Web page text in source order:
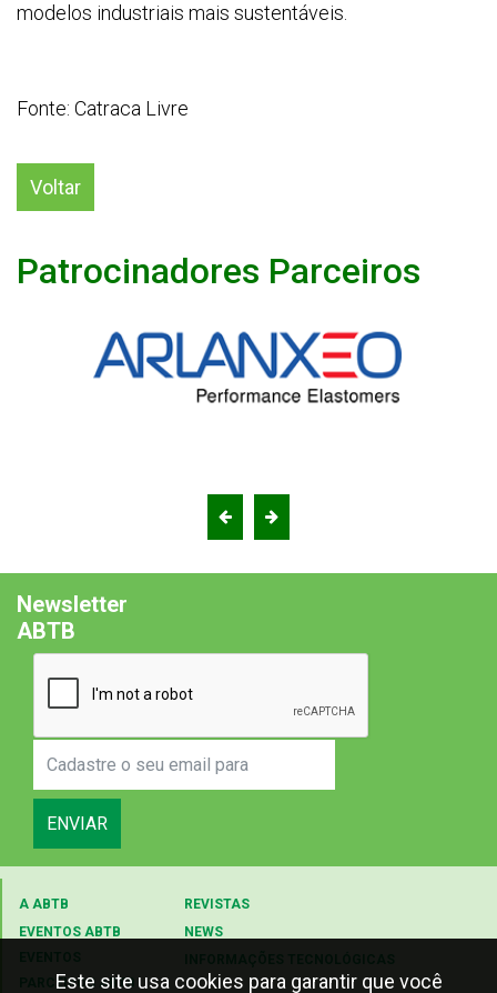
modelos industriais mais sustentáveis.
Fonte: Catraca Livre
Voltar
Patrocinadores Parceiros
Newsletter
ABTB
ENVIAR
Este site usa cookies para garantir que você
A ABTB
EVENTOS ABTB
PARCEIROS ABTB
REVISTAS
NEWS